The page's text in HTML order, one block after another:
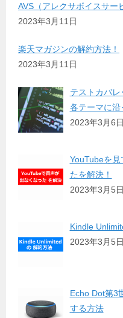
AVS（アレクサボイスサー
2023年3月11日
楽天マガジンの解約方法！
2023年3月11日
テストカバ
各テーマに沿
2023年3月6日
YouTubeを
たを解決！
2023年3月5日
Kindle
2023年3月5日
Echo Dot第3
する方法